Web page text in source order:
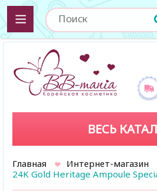
ВЕСЬ
Главная Интернет-магазин
24K Gold Heritage Ampoule